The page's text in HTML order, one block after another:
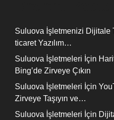
Suluova İşletmenizi Dijitale
ticaret Yazılım…
Suluova İşletmeleri İçin
Bing’de Zirveye Çıkın
Suluova İşletmeleri İçin
Zirveye Taşıyın ve…
Suluova İşletmeleri İçin